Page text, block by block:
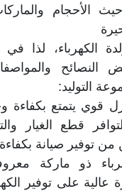
الأحجام
الكهرباء، لذا في
التوليد:
قوي يتمتع بكفاءة
قطع الغيار
من توفير صيانة
ذو ماركة
عالية على توفير